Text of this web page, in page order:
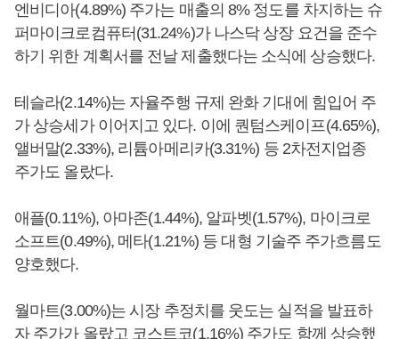
엔비디아(4.89%) 주가는 매출의 8% 정도를 차지하는 슈
퍼마이크로컴퓨터(31.24%)가 나스닥 상장 요건을 준수
하기 위한 계획서를 전날 제출했다는 소식에 상승했다.
테슬라(2.14%)는 자율주행 규제 완화 기대에 힘입어 주
가 상승세가 이어지고 있다. 이에 퀀텀스케이프(4.65%),
앨버말(2.33%), 리튬아메리카(3.31%) 등 2차전지업종
주가도 올랐다.
애플(0.11%), 아마존(1.44%), 알파벳(1.57%), 마이크로
소프트(0.49%), 메타(1.21%) 등 대형 기술주 주가흐름도
양호했다.
월마트(3.00%)는 시장 추정치를 웃도는 실적을 발표하
자 주가가 올랐고 코스트코(1.16%) 주가도 함께 상승했